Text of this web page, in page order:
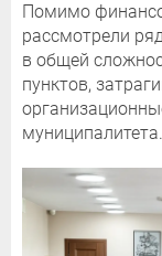
Помимо
рассмотрели
в общей
пунктов,
муниципалитета.